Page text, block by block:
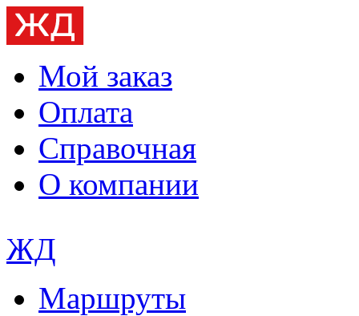
Мой заказ
Оплата
Справочная
О компании
ЖД
Маршруты